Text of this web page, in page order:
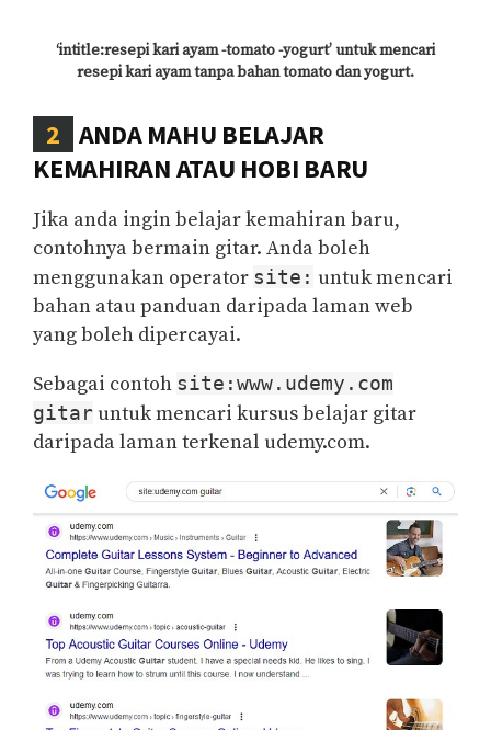
‘intitle:resepi kari ayam -tomato -yogurt’ untuk mencari
resepi kari ayam tanpa bahan tomato dan yogurt.
2 ANDA MAHU BELAJAR
KEMAHIRAN ATAU HOBI BARU
Jika anda ingin belajar kemahiran baru,
contohnya bermain gitar. Anda boleh
menggunakan operator site: untuk mencari
bahan atau panduan daripada laman web
yang boleh dipercayai.
Sebagai contoh site:www.udemy.com
gitar untuk mencari kursus belajar gitar
daripada laman terkenal udemy.com.